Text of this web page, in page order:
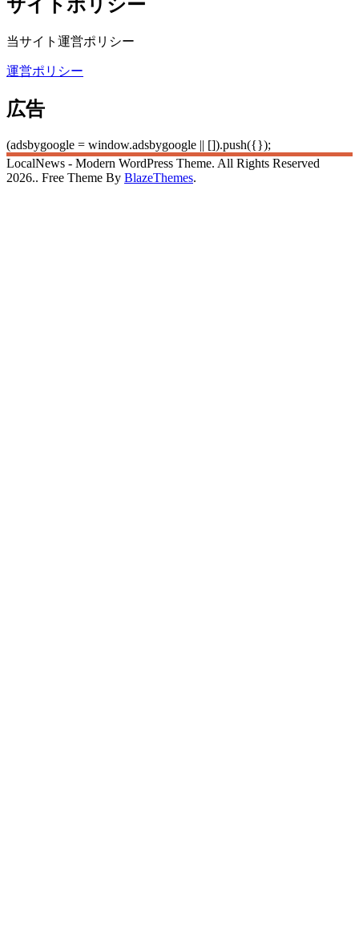
サイトポリシー
当サイト運営ポリシー
運営ポリシー
広告
(adsbygoogle = window.adsbygoogle || []).push({});
LocalNews - Modern WordPress Theme. All Rights Reserved
2026.. Free Theme By BlazeThemes.